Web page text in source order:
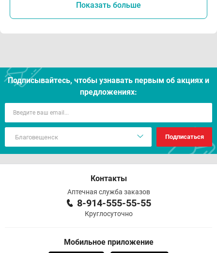
Показать больше
Подписывайтесь, чтобы узнавать первым об акцияx и
предложениях:
Подписаться
Контакты
Аптечная служба заказов
8-914-555-55-55
Круглосуточно
Мобильное приложение